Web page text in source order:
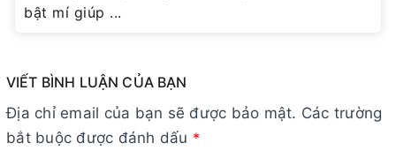
bật mí giúp ...
VIẾT BÌNH LUẬN CỦA BẠN
Địa chỉ email của bạn sẽ được bảo mật. Các trường
bắt buộc được đánh dấu *